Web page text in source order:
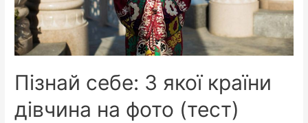
Пізнай себе: З якої країни
дівчина на фото (тест)